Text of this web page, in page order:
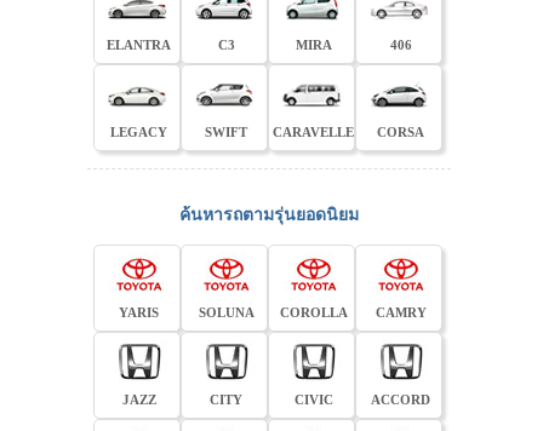
ELANTRA C3 MIRA 406
LEGACY SWIFT CARAVELLE CORSA
ค้นหารถตามรุ่นยอดนิยม
YARIS SOLUNA COROLLA CAMRY
JAZZ CITY CIVIC ACCORD